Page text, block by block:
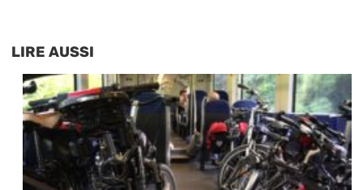
LIRE AUSSI